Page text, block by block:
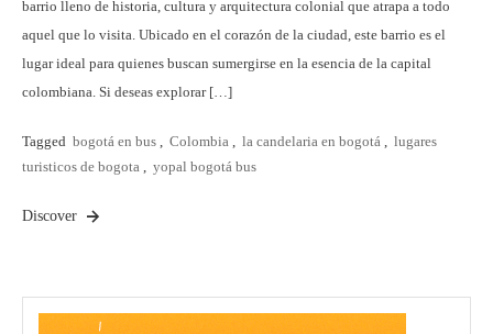
barrio lleno de historia, cultura y arquitectura colonial que atrapa a todo
aquel que lo visita. Ubicado en el corazón de la ciudad, este barrio es el
lugar ideal para quienes buscan sumergirse en la esencia de la capital
colombiana. Si deseas explorar […]
Tagged bogotá en bus , Colombia , la candelaria en bogotá , lugares
turisticos de bogota , yopal bogotá bus
Discover